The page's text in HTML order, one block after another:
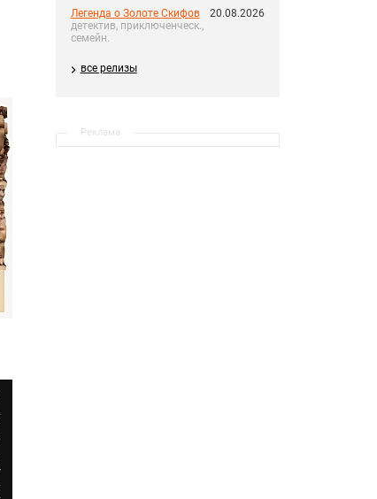
Легенда о Золоте Скифов
детектив, приключенческ.,
семейн.
20.08.2026
все релизы
Реклама